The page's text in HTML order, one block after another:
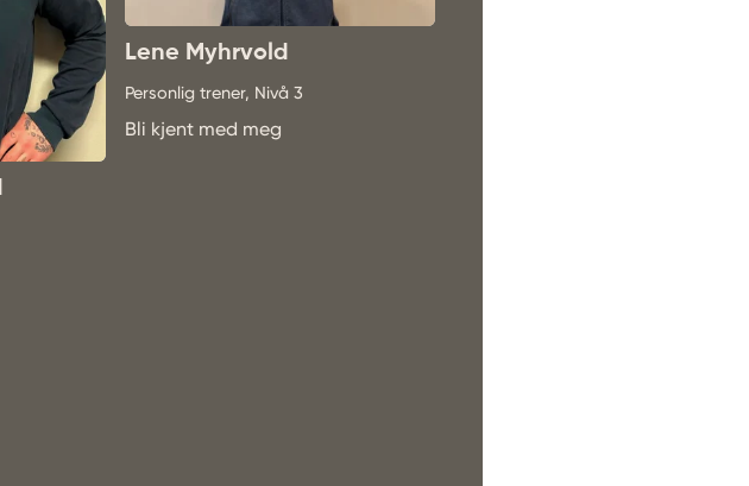
Lene Myhrvold
Personlig trener, Nivå 3
Bli kjent med meg